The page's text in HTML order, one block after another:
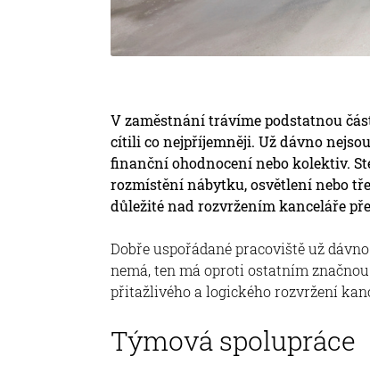
V zaměstnání trávíme podstatnou
cítili co nejpříjemněji. Už dávno
finanční ohodnocení nebo kolektiv.
rozmístění nábytku, osvětlení nebo
důležité nad rozvržením kanceláře
Dobře uspořádané pracoviště už
nemá, ten má oproti ostatním
přitažlivého a logického rozvržení
Týmová spolupráce